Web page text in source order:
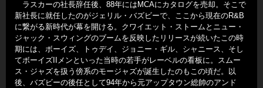
ラスカーの社長辞任後、88年にはMCAにカタログを売却。そこで
新社長に就任したのがジェリル・バズビーで、ここから現在のR&B
に繋がる新時代が幕を開ける。クワイエット・ストームとニュー・
ジャック・スウィングのブームを反映したリリースが続いたこの時
期には、ボーイズ、トゥデイ、ジョニー・ギル、シャニース、そし
てボーイズIIメンといった当時の若手がレーベルの看板に。スムー
ス・ジャズを扱う傍系のモージャズが誕生したのもこの頃だ。以
後、バズビーの後任として94年から元アップタウン総帥のアンド